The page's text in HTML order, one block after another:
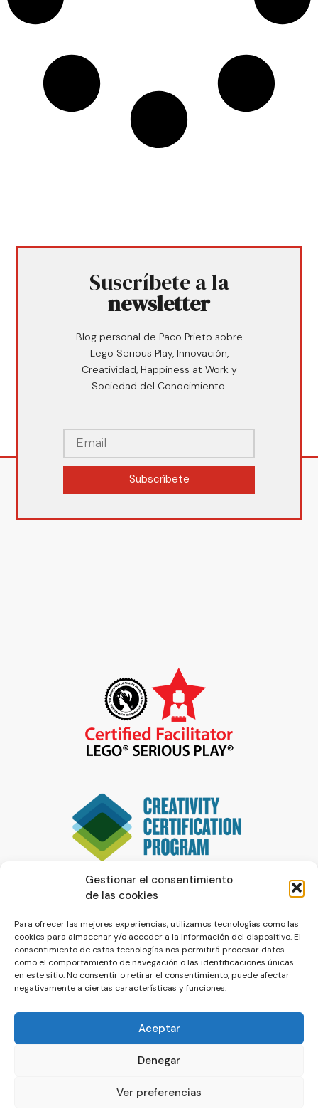
Gestionar el consentimiento
de las cookies
Para ofrecer las mejores experiencias, utilizamos tecnologías como las
cookies para almacenar y/o acceder a la información del dispositivo. El
consentimiento de estas tecnologías nos permitirá procesar datos
como el comportamiento de navegación o las identificaciones únicas
en este sitio. No consentir o retirar el consentimiento, puede afectar
negativamente a ciertas características y funciones.
Aceptar
Denegar
Ver preferencias
Suscríbete a la
newsletter
Blog personal de Paco Prieto sobre
Lego Serious Play, Innovación,
Creatividad, Happiness at Work y
Sociedad del Conocimiento.
Subscríbete
© La Servilleta - El Blog de Paco Prieto